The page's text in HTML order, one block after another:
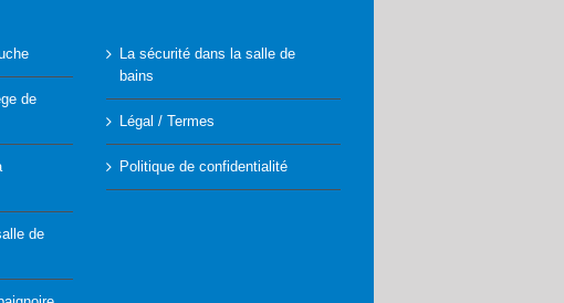
de
de
La sécurité dans la salle de
bains
Légal / Termes
Politique de confidentialité